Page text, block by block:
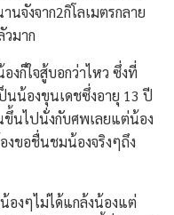
จังจาก2กิโลเมตรกลาย
วมาก
งก็ใจสู้บอกว่าไหว ซึ่งที่
นน้องขุนเดชซึ่งอายุ 13 ปี
ขึ้นไปนั่งกับศพเลยแต่น้อง
ขอชื่นชมน้องจริงๆถึง
องๆไม่ได้แกล้งน้องแต่